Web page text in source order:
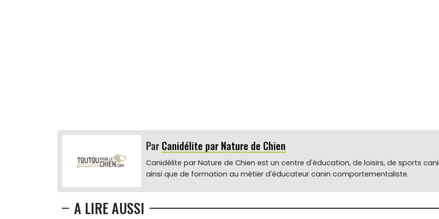
Par Canidélite par Nature de Chien
Canidélite par Nature de Chien est un centre d'éducation, de loisirs, de sports
ainsi que de formation au métier d'éducateur canin comportementaliste.
A LIRE AUSSI